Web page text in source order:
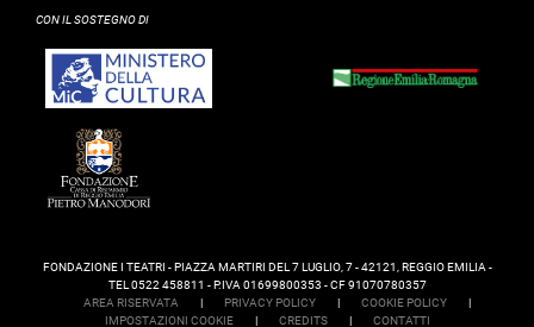
CON IL SOSTEGNO DI
FONDAZIONE I TEATRI - PIAZZA MARTIRI DEL 7 LUGLIO, 7 - 42121, REGGIO EMILIA -
TEL 0522 458811 - P.IVA 01699800353 - CF 91070780357
AREA RISERVATA
| PRIVACY POLICY | COOKIE POLICY
|
IMPOSTAZIONI COOKIE
| CREDITS | CONTATTI